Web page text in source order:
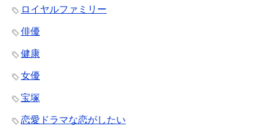
ロイヤルファミリー
俳優
健康
女優
宝塚
恋愛ドラマな恋がしたい